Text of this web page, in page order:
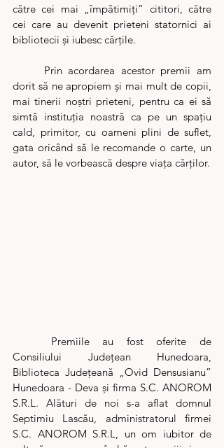
către cei mai „împătimiți” cititori, către
cei care au devenit prieteni statornici ai
bibliotecii și iubesc cărțile.
dorit să ne apropiem și mai mult de copii,
mai tinerii noștri prieteni, pentru ca ei să
simtă instituția noastră ca pe un spațiu
cald, primitor, cu oameni plini de suflet,
gata oricând să le recomande o carte, un
Consiliului Județean Hunedoara,
Biblioteca Județeană „Ovid Densusianu”
Hunedoara - Deva și firma S.C. ANOROM
S.R.L. Alături de noi s-a aflat domnul
Septimiu Lascău, administratorul firmei
S.C. ANOROM S.R.L, un om iubitor de